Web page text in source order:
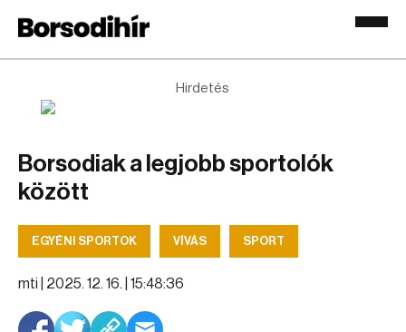
Hirdetés
Borsodiak a legjobb sportolók
között
EGYÉNI SPORTOK VÍVÁS SPORT
mti | 2025. 12. 16. | 15:48:36